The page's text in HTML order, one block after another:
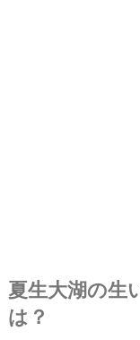
夏生大湖の生
は？